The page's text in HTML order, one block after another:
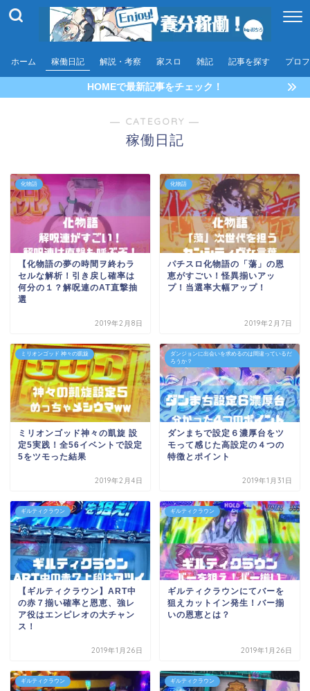
ホーム 稼働日記 解説・考察 家スロ 雑記 記事を探す プロ
HOMEで最新記事をチェック！
― CATEGORY ―
稼働日記
化物語
【化物語の夢の時間ヲ終わラ
セルな解析！引き戻し確率は
何分の１？解呪連のAT直撃抽
選
2019年2月8日
化物語
パチスロ化物語の「蕩」の恩
恵がすごい！怪異揃いアッ
プ！当選率大幅アップ！
2019年2月7日
ミリオンゴッド 神々の凱旋
ミリオンゴッド神々の凱旋 設
定5実践！全56イベントで設定
5をツモった結果
2019年2月4日
ダンジョンに出会いを求めるのは間違っているだ
ろうか？
ダンまちで設定６濃厚台をツ
モって感じた高設定の４つの
特徴とポイント
2019年1月31日
ギルティクラウン
【ギルティクラウン】ART中
の赤７揃い確率と恩恵、強レ
ア役はエンピレオの大チャン
ス！
2019年1月26日
ギルティクラウン
ギルティクラウンにてバーを
狙えカットイン発生！バー揃
いの恩恵とは？
2019年1月26日
ギルティクラウン ギルティクラウン